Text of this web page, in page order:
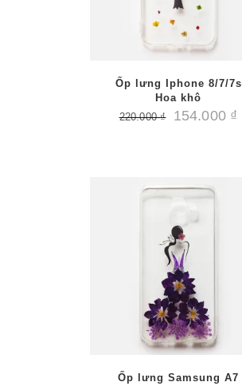
Ốp lưng Iphone 8/7/7s
Hoa khô
220.000₫ 154.000 ₫
Ốp lưng Samsung A7